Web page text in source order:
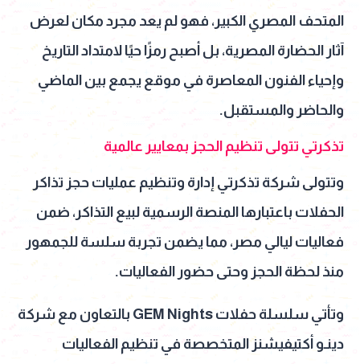
المتحف المصري الكبير، فهو لم يعد مجرد مكان لعرض
آثار الحضارة المصرية، بل أصبح رمزًا حيًا لامتداد التاريخ
وإحياء الفنون المعاصرة في موقع يجمع بين الماضي
والحاضر والمستقبل.
تذكرتي تتولى تنظيم الحجز بمعايير عالمية
وتتولى شركة تذكرتي إدارة وتنظيم عمليات حجز تذاكر
الحفلات باعتبارها المنصة الرسمية لبيع التذاكر، ضمن
فعاليات ليالي مصر، مما يضمن تجربة سلسة للجمهور
منذ لحظة الحجز وحتى حضور الفعاليات.
وتأتي سلسلة حفلات GEM Nights بالتعاون مع شركة
دينـو أكتيفيشنز المتخصصة في تنظيم الفعاليات